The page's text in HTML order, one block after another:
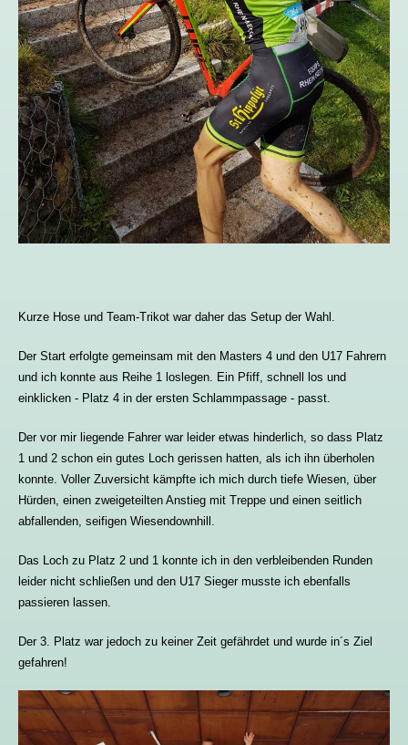
Kurze Hose und Team-Trikot war daher das Setup der Wahl.
Der Start erfolgte gemeinsam mit den Masters 4 und den U17 Fahrern
und ich konnte aus Reihe 1 loslegen. Ein Pfiff, schnell los und
einklicken - Platz 4 in der ersten Schlammpassage - passt.
Der vor mir liegende Fahrer war leider etwas hinderlich, so dass Platz
1 und 2 schon ein gutes Loch gerissen hatten, als ich ihn überholen
konnte. Voller Zuversicht kämpfte ich mich durch tiefe Wiesen, über
Hürden, einen zweigeteilten Anstieg mit Treppe und einen seitlich
abfallenden, seifigen Wiesendownhill.
Das Loch zu Platz 2 und 1 konnte ich in den verbleibenden Runden
leider nicht schließen und den U17 Sieger musste ich ebenfalls
passieren lassen.
Der 3. Platz war jedoch zu keiner Zeit gefährdet und wurde in´s Ziel
gefahren!